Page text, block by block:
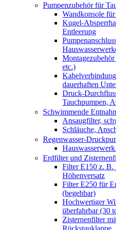
Pumpenzubehör für
Wandkonsole
Kugel-
Entleerung
etc.)
dauerhaften
Druck-
Tauchpumpen,
Schwimmende
Ansaugfilter,
Schläuche,
Regenwasser-
Erdfilter und
Filter E150 z. B.
Höhenversatz
Filter E250 für
(begehbar)
Hochwertiger
überfahrbar (30
Zisternenfilter
Rückstauklappe